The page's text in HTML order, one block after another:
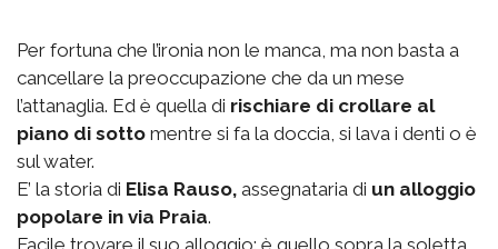
Per fortuna che l’ironia non le manca, ma non basta a
cancellare la preoccupazione che da un mese
l’attanaglia. Ed è quella di rischiare di crollare al
piano di sotto mentre si fa la doccia, si lava i denti o è
sul water.
E’ la storia di Elisa Rauso, assegnataria di un alloggio
popolare in via Praia.